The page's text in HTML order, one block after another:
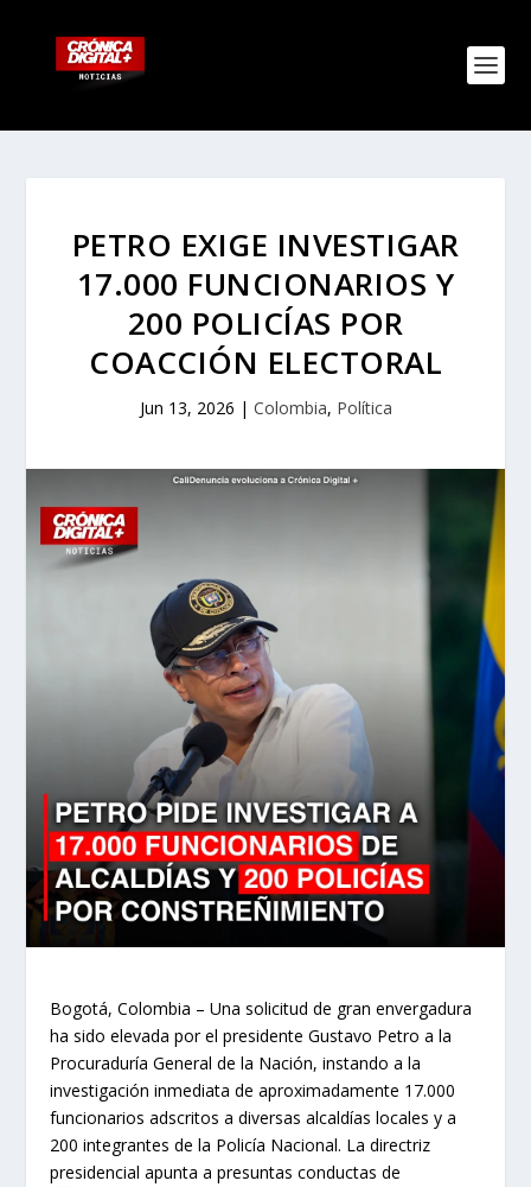
PETRO EXIGE INVESTIGAR
17.000 FUNCIONARIOS Y
200 POLICÍAS POR
COACCIÓN ELECTORAL
Jun 13, 2026 | Colombia, Política
Bogotá, Colombia – Una solicitud de gran envergadura
ha sido elevada por el presidente Gustavo Petro a la
Procuraduría General de la Nación, instando a la
investigación inmediata de aproximadamente 17.000
funcionarios adscritos a diversas alcaldías locales y a
200 integrantes de la Policía Nacional. La directriz
presidencial apunta a presuntas conductas de